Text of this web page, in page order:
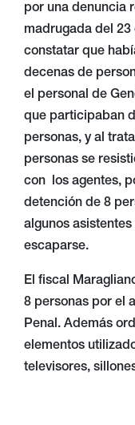
por una denuncia
madrugada del 23
constatar que
decenas de
el personal de
que participaban
personas, y al
personas se
con los agentes,
detención de 8
algunos
escaparse.
El fiscal
8 personas por el
Penal. Además
elementos
televisores,